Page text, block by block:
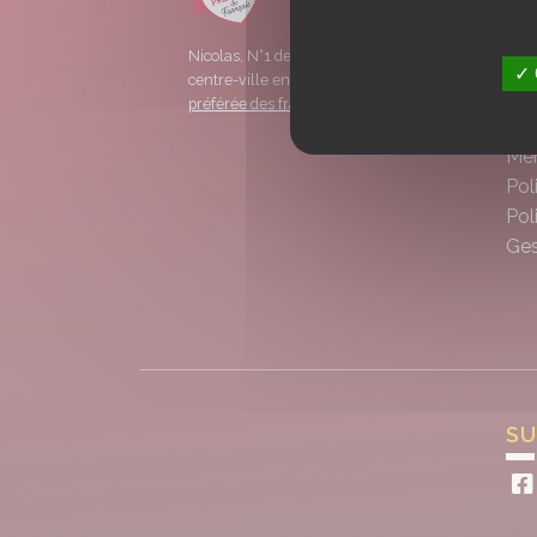
Nicolas, N°1 de la distribution de vins en
centre-ville en France est élu
préférée des français en 2022.
✓